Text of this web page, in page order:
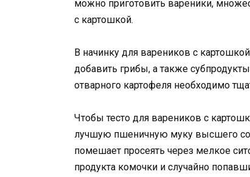
можно приготовить вареники,
с картошкой.
В начинку для вареников с
добавить грибы, а также
отварного картофеля необходимо
Чтобы тесто для вареников с
лучшую пшеничную муку высшего
помешает просеять через мелкое
продукта комочки и случайно